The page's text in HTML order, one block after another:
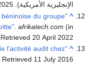
الإنجليزية الأمريكية). Retrieved
^
béninoise du groupe
.afrikatech.com (in الفرنسية). 7 July 2016
Retrieved 20 April 2022
^
l'activité audit chez
. Retrieved 11 July 2016